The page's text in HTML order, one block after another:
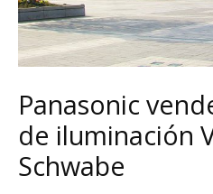
Panasonic
de iluminación
Schwabe